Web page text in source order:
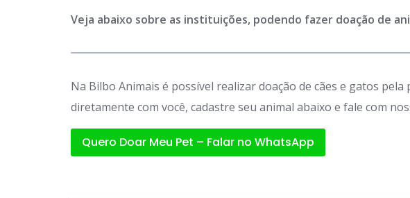
Veja abaixo sobre as instituições, podendo fazer doação de
Na Bilbo Animais é possível realizar doação de cães e gatos
diretamente com você, cadastre seu animal abaixo e fale com
Quero Doar Meu Pet – Falar no WhatsApp